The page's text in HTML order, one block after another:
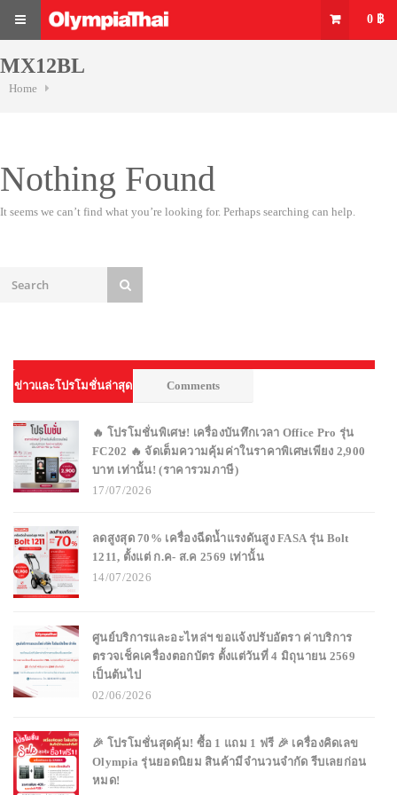
0 ฿
MX12BL
Home
Nothing Found
It seems we can’t find what you’re looking for. Perhaps searching can help.
ข่าวและโปรโมชั่นล่าสุด Comments
🔥 โปรโมชั่นพิเศษ! เครื่องบันทึกเวลา Office Pro รุ่น
FC202 🔥 จัดเต็มความคุ้มค่าในราคาพิเศษเพียง 2,900
บาท เท่านั้น! (ราคารวมภาษี)
17/07/2026
ลดสูงสุด 70% เครื่องฉีดน้ำแรงดันสูง FASA รุ่น Bolt
1211, ตั้งแต่ ก.ค- ส.ค 2569 เท่านั้น
14/07/2026
ศูนย์บริการและอะไหล่ฯ ขอแจ้งปรับอัตรา ค่าบริการ
ตรวจเช็คเครื่องตอกบัตร ตั้งแต่วันที่ 4 มิถุนายน 2569
เป็นต้นไป
02/06/2026
🎉 โปรโมชั่นสุดคุ้ม! ซื้อ 1 แถม 1 ฟรี 🎉 เครื่องคิดเลข
Olympia รุ่นยอดนิยม สินค้ามีจำนวนจำกัด รีบเลยก่อน
หมด!